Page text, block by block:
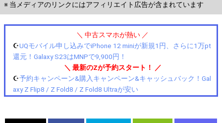
※ 当メディアのリンクにはアフィリエイト広告が含まれています
＼ 中古スマホが熱い ／
☪️UQモバイル申し込みでiPhone 12 miniが新規1円、さらに1万pt
還元！Galaxy S23はMNPで9,900円！
＼ 最新のZが予約スタート！ ／
☪️予約キャンペーン&購入キャンペーン&キャッシュバック！Gal
axy Z Flip8 / Z Fold8 / Z Fold8 Ultraが安い